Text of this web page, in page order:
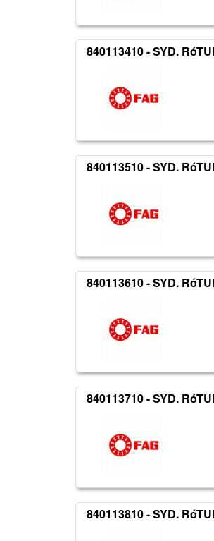
840113410 - SYD.
840113510 - SYD.
840113610 - SYD.
840113710 - SYD.
840113810 - SYD.